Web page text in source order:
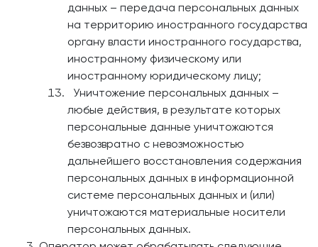
данных – передача персональных данных
на территорию иностранного государства
органу власти иностранного государства,
иностранному физическому или
иностранному юридическому лицу;
Уничтожение персональных данных –
любые действия, в результате которых
персональные данные уничтожаются
безвозвратно с невозможностью
дальнейшего восстановления содержания
персональных данных в информационной
системе персональных данных и (или)
уничтожаются материальные носители
персональных данных.